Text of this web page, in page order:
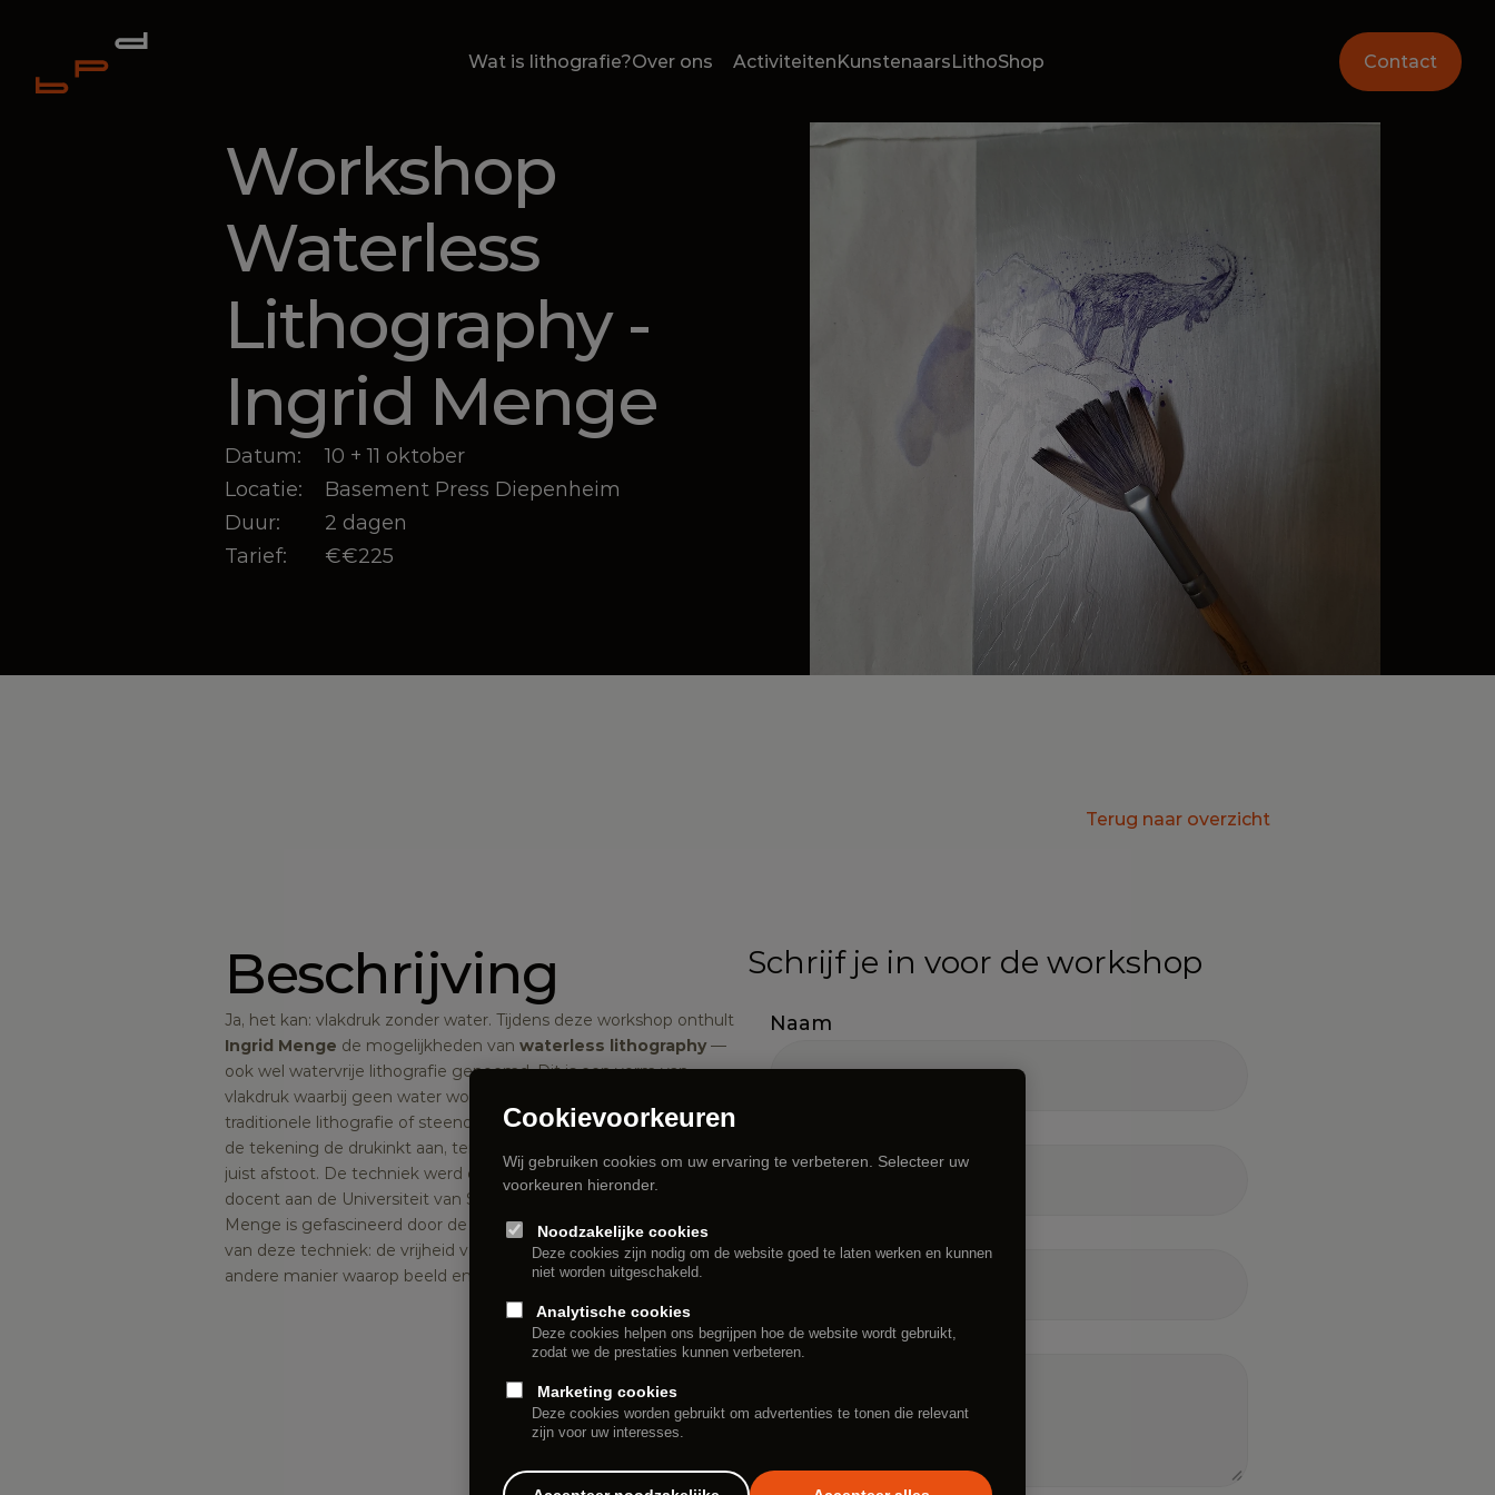
Wat is lithografie?Over ons ActiviteitenKunstenaarsLithoShop Contact
Workshop
Waterless
Lithography -
Ingrid Menge
Datum:
10 + 11 oktober
Locatie:
Basement Press Diepenheim
Duur:
2 dagen
Tarief:
€€225
Terug naar overzicht
Beschrijving
Ingrid Menge de mogelijkheden van waterless lithography —
ook wel watervrije lithografie genoemd. Dit is een vorm van
vlakdruk waarbij geen water wordt gebruikt, in tegenstelling tot de
traditionele lithografie of steendruk. Bij waterless lithography trekt
de tekening de drukinkt aan, terwijl een siliconenlaag de drukinkt
juist afstoot. De techniek werd ontwikkeld door Nik Semenoff ,
docent aan de Universiteit van Saskatchewan in Canada. Ingrid
Menge is gefascineerd door de mogelijkheden en veelzijdigheid
van deze techniek: de vrijheid van werken, de directe aanpak en de
andere manier waarop beeld en drukproces samenkomen.
Schrijf je in voor de workshop
Naam
Opmerking
Cookievoorkeuren
Wij gebruiken cookies om uw ervaring te verbeteren. Selecteer uw
voorkeuren hieronder.
Noodzakelijke cookies
Deze cookies zijn nodig om de website goed te laten werken en kunnen
niet worden uitgeschakeld.
Analytische cookies
Deze cookies helpen ons begrijpen hoe de website wordt gebruikt,
zodat we de prestaties kunnen verbeteren.
Marketing cookies
Deze cookies worden gebruikt om advertenties te tonen die relevant
zijn voor uw interesses.